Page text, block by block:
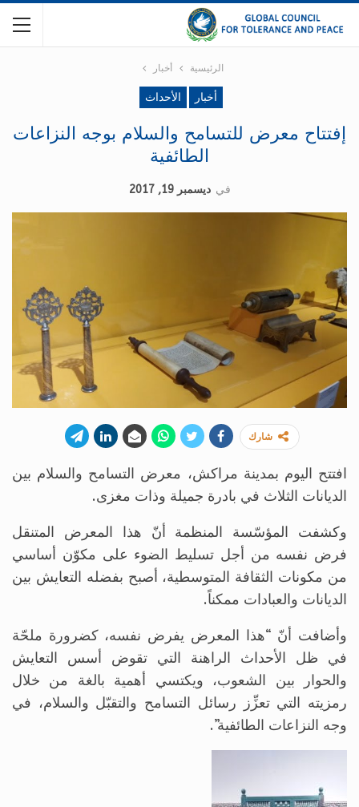
الرئيسية أخبار
أخبار الأحداث
إفتتاح معرض للتسامح والسلام بوجه النزاعات
الطائفية
في ديسمبر 19, 2017
شارك
افتتح اليوم بمدينة مراكش، معرض التسامح والسلام بين
الديانات الثلاث في بادرة جميلة وذات مغزى.
وكشفت المؤسّسة المنظمة أنّ هذا المعرض المتنقل
فرض نفسه من أجل تسليط الضوء على مكوّن أساسي
من مكونات الثقافة المتوسطية، أصبح بفضله التعايش بين
الديانات والعبادات ممكناً.
وأضافت أنّ “هذا المعرض يفرض نفسه، كضرورة ملحّة
في ظل الأحداث الراهنة التي تقوض أسس التعايش
والحوار بين الشعوب، ويكتسي أهمية بالغة من خلال
رمزيته التي تعزِّز رسائل التسامح والتقبّل والسلام، في
وجه النزاعات الطائفية”.